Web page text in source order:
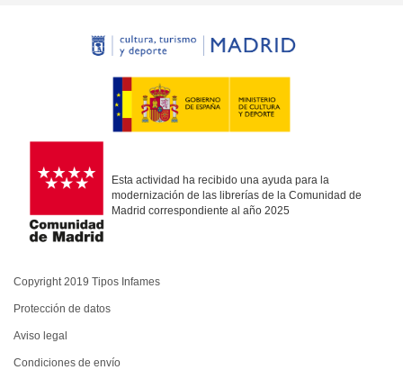
Esta actividad ha recibido una ayuda para la
modernización de las librerías de la Comunidad de
Madrid correspondiente al año 2025
Copyright 2019 Tipos Infames
Protección de datos
Aviso legal
Condiciones de envío